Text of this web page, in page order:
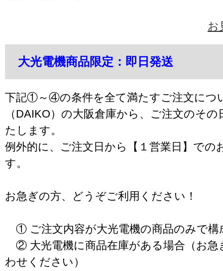
お
大光電機商品限定：即日発送
下記①～④の条件を全て満たすご注文につ
（DAIKO）の大阪倉庫から、ご注文のそ
たします。
例外的に、ご注文日から【１営業日】での
す。
お急ぎの方、どうぞご利用ください！
① ご注文内容が大光電機の商品のみで構
② 大光電機に商品在庫がある場合（お急
わせください）